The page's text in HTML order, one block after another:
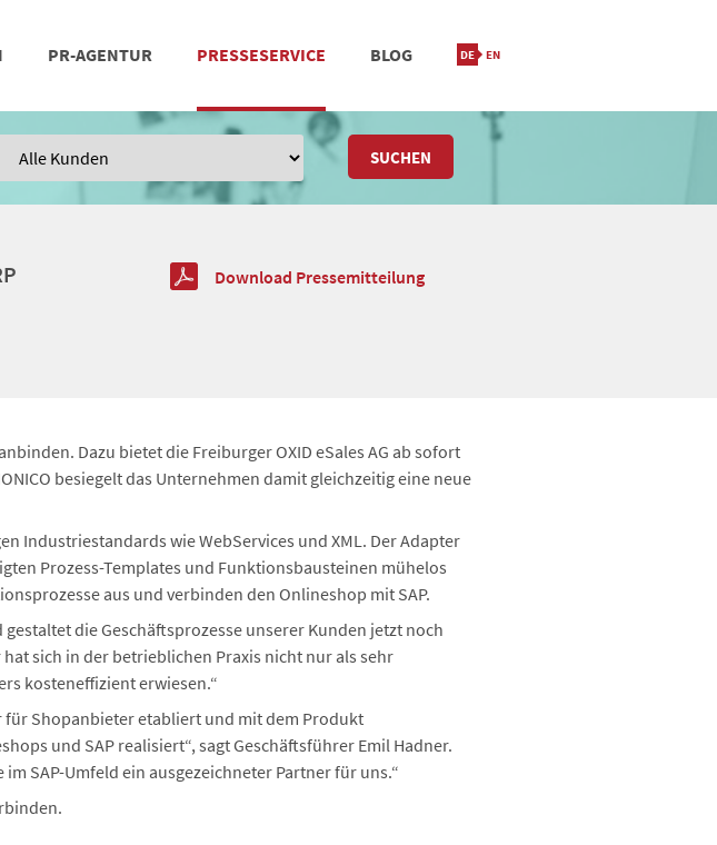
PR-AGENTUR
STANDORT & KONTAKT
PRESSESERVICE BLOG
SUCHEN
Download Pressemitteilung
Dazu bietet die Freiburger OXID eSales AG ab sofort
besiegelt das Unternehmen damit gleichzeitig eine neue
Industriestandards wie WebServices und XML. Der Adapter
Prozess-Templates und Funktionsbausteinen mühelos
aus und verbinden den Onlineshop mit SAP.
die Geschäftsprozesse unserer Kunden jetzt noch
hat sich in der betrieblichen Praxis nicht nur als sehr
kosteneffizient erwiesen.“
für Shopanbieter etabliert und mit dem Produkt
und SAP realisiert“, sagt Geschäftsführer Emil Hadner.
SAP-Umfeld ein ausgezeichneter Partner für uns.“